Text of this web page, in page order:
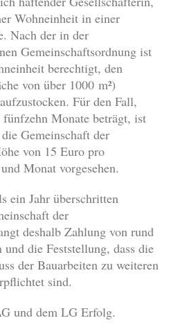
Wohneinheit in einer
Nach der in der
Gemeinschaftsordnung ist
berechtigt, den
von über 1000 m²)
Für den Fall,
Monate beträgt, ist
Gemeinschaft der
von 15 Euro pro
Monat vorgesehen.
ein Jahr überschritten
der
deshalb Zahlung von rund
die Feststellung, dass die
der Bauarbeiten zu weiteren
sind.
und dem LG Erfolg.